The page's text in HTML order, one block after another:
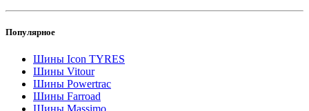
Популярное
Шины Icon TYRES
Шины Vitour
Шины Powertrac
Шины Farroad
Шины Massimo